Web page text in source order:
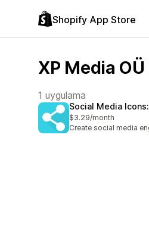
Shopify App Store
XP Media
1 uygulama
Social Media
$3.29/month
Create social media